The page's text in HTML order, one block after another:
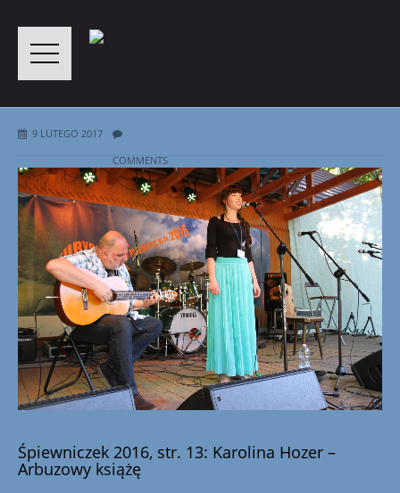
9 LUTEGO 2017
COMMENTS
Śpiewniczek 2016, str. 13: Karolina Hozer –
Arbuzowy książę